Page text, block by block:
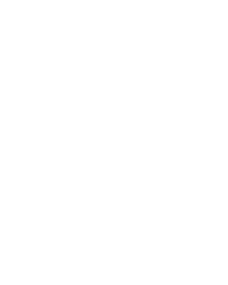
Christopher A. and Zhao, Heri
and Vilnis, Luke and Wirth,